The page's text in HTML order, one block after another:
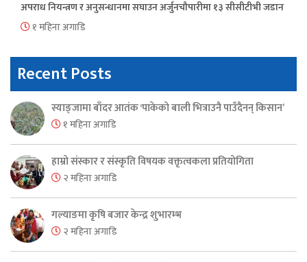
अपराध नियन्त्रण र अनुसन्धानमा सघाउन अर्जुनचौपारीमा १३ सीसीटीभी जडान
१ महिना अगाडि
Recent Posts
स्याङ्जामा बाँदर आतंक ‘पाकेको बाली भित्राउनै पाउँदैनन् किसान’
१ महिना अगाडि
हाम्रो संस्कार र संस्कृति विषयक वक्तृत्वकला प्रतियोगिता
२ महिना अगाडि
गल्याङमा कृषि बजार केन्द्र शुभारम्भ
२ महिना अगाडि